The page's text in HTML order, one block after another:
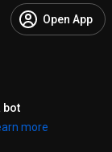
Open App
bot
more